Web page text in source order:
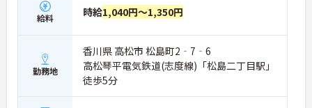
給料 時給1,040円～1,350円
勤務地
香川県 高松市 松島町2‐7‐6
高松琴平電気鉄道(志度線)「松島二丁目駅」
徒歩5分